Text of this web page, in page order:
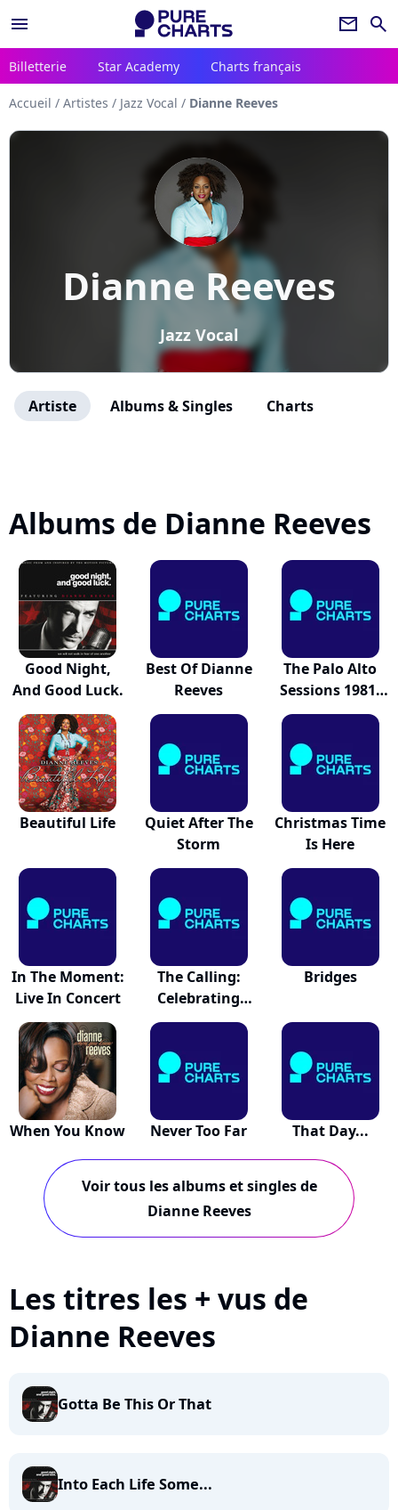
menu newsletter search
Billetterie Star Academy Charts français
Accueil / Artistes / Jazz Vocal / Dianne Reeves
Dianne Reeves
Jazz Vocal
Artiste Albums & Singles Charts
Albums de Dianne Reeves
Good Night,
And Good Luck.
Best Of Dianne
Reeves
The Palo Alto
Sessions 1981-
1985
Beautiful Life
Quiet After The
Storm
Christmas Time
Is Here
In The Moment:
Live In Concert
The Calling:
Celebrating
Sara...
Bridges
When You Know Never Too Far That Day...
Voir tous les albums et singles de
Dianne Reeves
Les titres les + vus de
Dianne Reeves
Gotta Be This Or That
Into Each Life Some...